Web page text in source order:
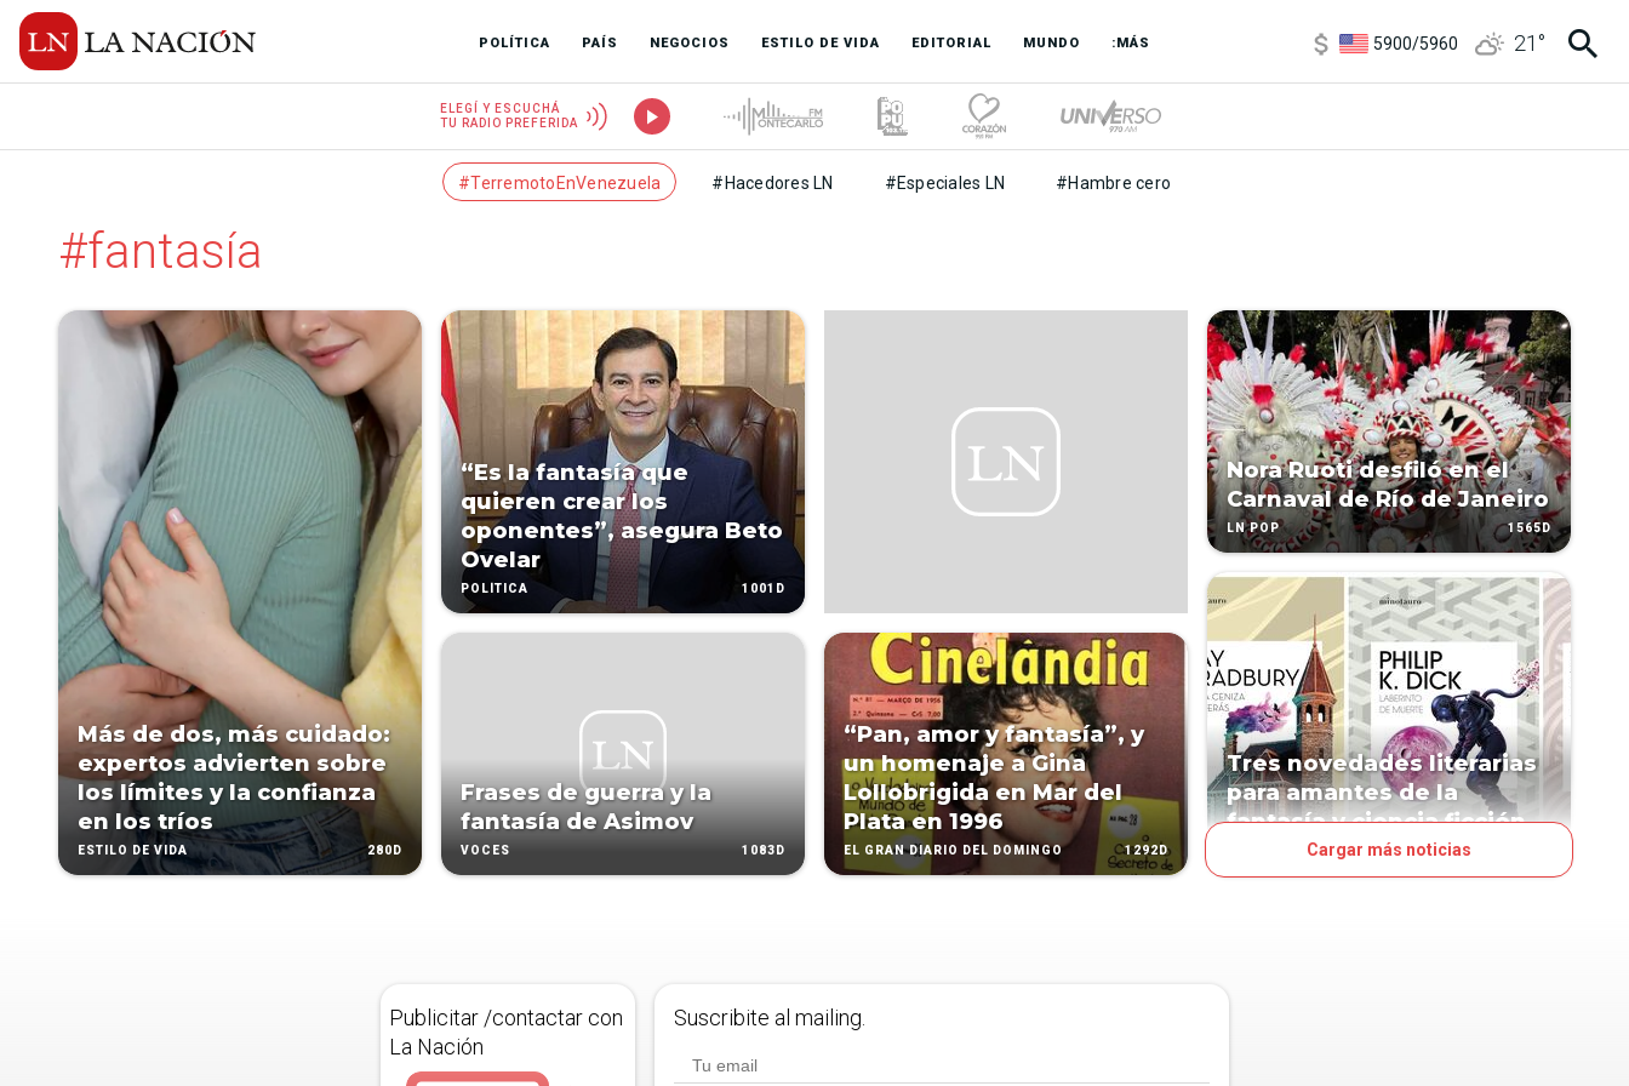
POLÍTICA PAÍS NEGOCIOS ESTILO DE VIDA EDITORIAL MUNDO :MÁS
5900/5960
21 °
ELEGÍ Y ESCUCHÁ
TU RADIO PREFERIDA
#TerremotoEnVenezuela #Hacedores LN #Especiales LN #Hambre cero
#fantasía
Más de dos, más cuidado:
expertos advierten sobre
los límites y la confianza
en los tríos
ESTILO DE VIDA 280D
“Es la fantasía que
quieren crear los
oponentes”, asegura Beto
Ovelar
POLÍTICA 1001D
Frases de guerra y la
fantasía de Asimov
VOCES 1083D
“Pan, amor y fantasía”, y
un homenaje a Gina
Lollobrigida en Mar del
Plata en 1996
EL GRAN DIARIO DEL DOMINGO 1292D
Nora Ruoti desfiló en el
Carnaval de Río de Janeiro
LN POP 1565D
Tres novedades literarias
para amantes de la
fantasía y ciencia ficción
DESTACADOCargar más noticias
Publicitar /contactar con
La Nación
Suscribite al mailing.